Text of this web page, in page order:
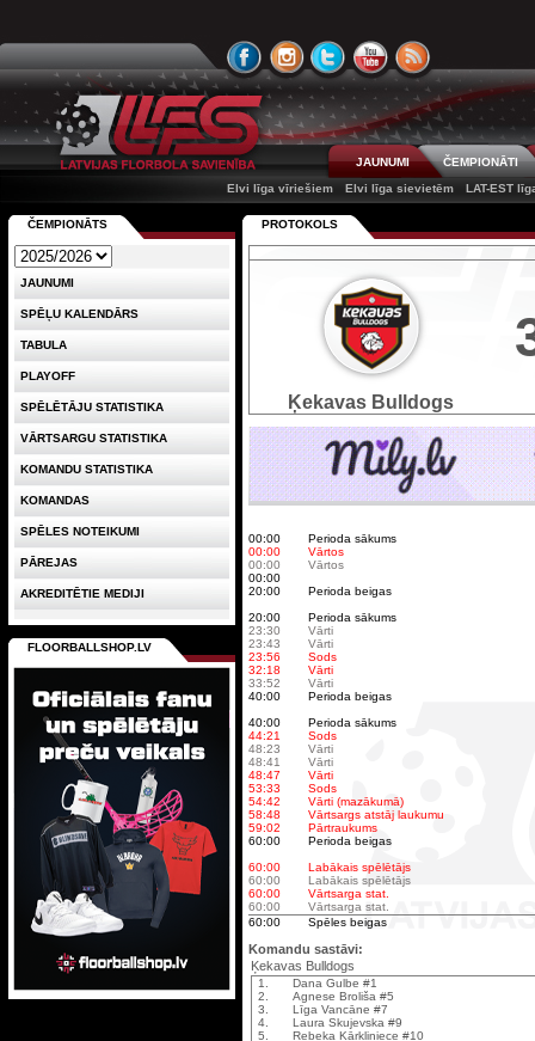
JAUNUMI
ČEMPIONĀTI
Elvi līga vīriešiem
Elvi līga sievietēm LAT-EST
PROTOKOLS
Ķekavas Bulldogs
00:00
Perioda sākums
00:00
Vārtos
00:00
Vārtos
00:00
20:00
Perioda beigas
20:00
Perioda sākums
23:30
Vārti
23:43
Vārti
23:56
Sods
32:18
Vārti
33:52
Vārti
40:00
Perioda beigas
40:00
Perioda sākums
44:21
Sods
48:23
Vārti
48:41
Vārti
48:47
Vārti
53:33
Sods
54:42
Vārti (mazākumā)
58:48
Vārtsargs atstāj laukumu
59:02
Pārtraukums
60:00
Perioda beigas
60:00
Labākais spēlētājs
60:00
Labākais spēlētājs
60:00
Vārtsarga stat.
60:00
Vārtsarga stat.
60:00
Spēles beigas
Komandu sastāvi:
Ķekavas Bulldogs
1.
Dana Gulbe #1
2.
Agnese Broliša #5
3.
Līga Vancāne #7
4.
Laura Skujevska #9
5.
Rebeka Kārkliniece #10
ČEMPIONĀTS
JAUNUMI
SPĒĻU KALENDĀRS
TABULA
PLAYOFF
SPĒLĒTĀJU STATISTIKA
VĀRTSARGU STATISTIKA
KOMANDU STATISTIKA
KOMANDAS
SPĒLES NOTEIKUMI
PĀREJAS
AKREDITĒTIE MEDIJI
FLOORBALLSHOP.LV